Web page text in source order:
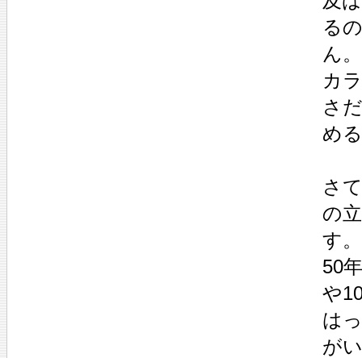
る
ん。
カ
さ
め
さ
の
す。
50
や
は
が